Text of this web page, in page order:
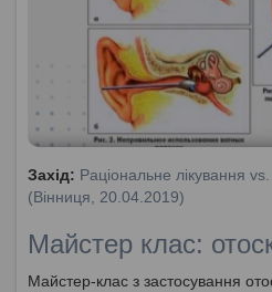
Захід: Раціональне лікування
(Вінниця, 20.04.2019)
Майстер клас:
Майстер-клас з застосування